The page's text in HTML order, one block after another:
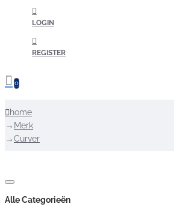
LOGIN
REGISTER
0
home
Merk
Curver
Alle Categorieën